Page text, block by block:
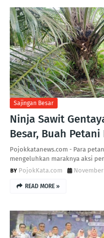
Sajingan Besar
Ninja Sawit
Besar, Buah
Pojokkatanews.com - Para
mengeluhkan maraknya aksi
PojokKata.com
November
READ MORE »